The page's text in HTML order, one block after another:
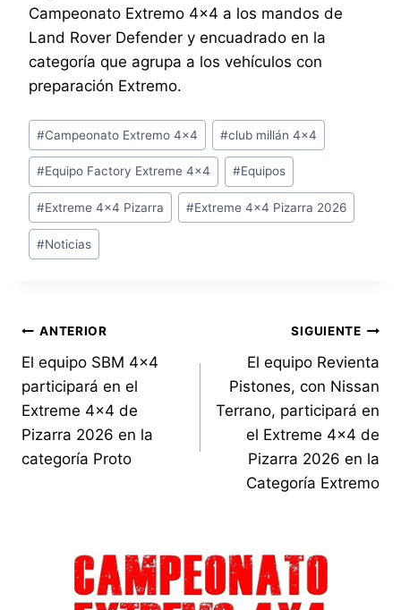
Campeonato Extremo 4×4 a los mandos de
Land Rover Defender y encuadrado en la
categoría que agrupa a los vehículos con
preparación Extremo.
Etiquetas
de
la
entrada:
#Campeonato Extremo 4x4 #club millán 4x4
#Equipo Factory Extreme 4x4 #Equipos
#Extreme 4x4 Pizarra #Extreme 4x4 Pizarra 2026
#Noticias
Navegación
de
entradas
ANTERIOR
El equipo SBM 4×4
participará en el
Extreme 4×4 de
Pizarra 2026 en la
categoría Proto
SIGUIENTE
El equipo Revienta
Pistones, con Nissan
Terrano, participará en
el Extreme 4×4 de
Pizarra 2026 en la
Categoría Extremo